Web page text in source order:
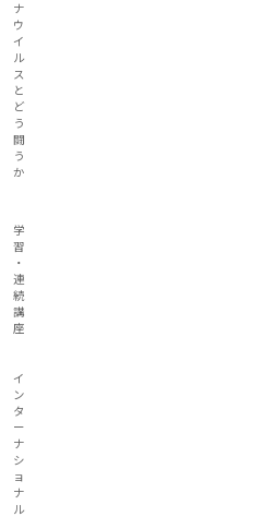
ナ
ウ
イ
ル
ス
と
ど
う
闘
う
か
学
習
・
連
続
講
座
イ
ン
タ
ー
ナ
シ
ョ
ナ
ル